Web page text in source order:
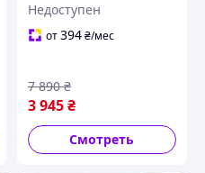
телескопический
высоторез,
Недоступен
от394₴/мес
3 945₴
7 890 ₴
Смотреть